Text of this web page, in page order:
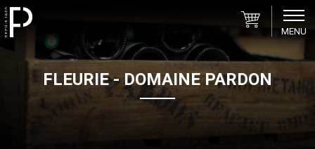
Pardon
MENU
FLEURIE - DOMAINE PARDON